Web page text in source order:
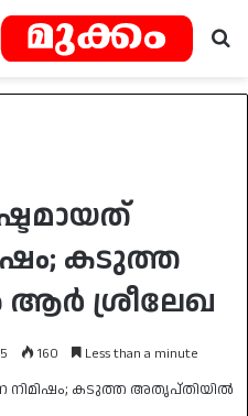
കടുത്ത
ശ്രീലേഖ
160 Less than a minute